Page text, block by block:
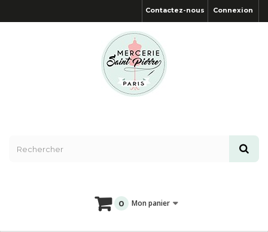
Connexion
Contactez-nous
0 Mon panier